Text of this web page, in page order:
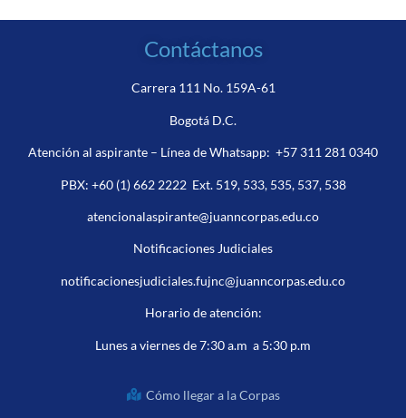
Contáctanos
Carrera 111 No. 159A-61
Bogotá D.C.
Atención al aspirante – Línea de Whatsapp: +57 311 281 0340
PBX: +60 (1) 662 2222Ext. 519, 533, 535, 537, 538
atencionalaspirante@juanncorpas.edu.co
Notificaciones Judiciales
notificacionesjudiciales.fujnc@juanncorpas.edu.co
Horario de atención:
Lunes a viernes de 7:30 a.m a 5:30 p.m
Cómo llegar a la Corpas